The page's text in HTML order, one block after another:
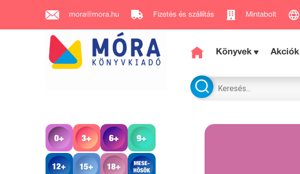
mora@mora.hu Fizetés és szállítás Mintabolt
Könyvek Akciók